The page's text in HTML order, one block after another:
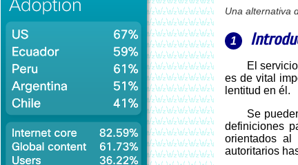
Una alternativa
El servicio DNS, encargado de relacionar el nombre del host a su IP correspondiente,
es de vital
lentitud en él.
Se pueden distingir 2 categorís: Authoritative (Autoritario), encargado de entregar las
definiciones
orientados al
autoritarios